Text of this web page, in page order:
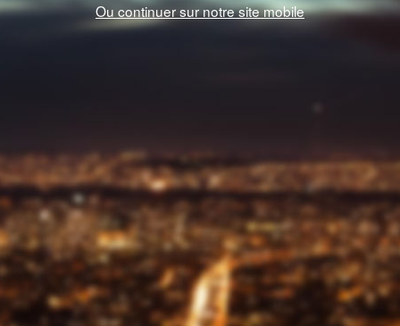
Ou continuer sur notre site mobile